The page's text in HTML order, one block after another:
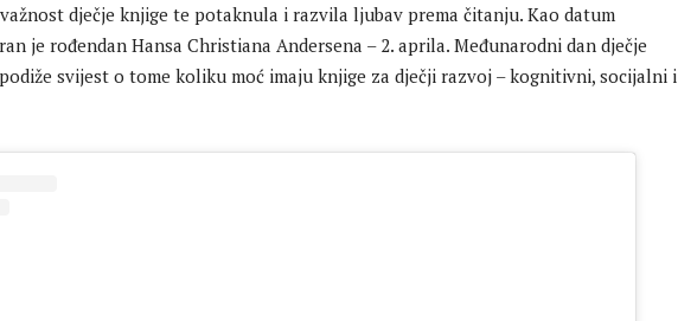
dječje knjige te potaknula i razvila ljubav prema čitanju. Kao datum
je rođendan Hansa Christiana Andersena – 2. aprila. Međunarodni dan dječje
svijest o tome koliku moć imaju knjige za dječji razvoj – kognitivni, socijalni i